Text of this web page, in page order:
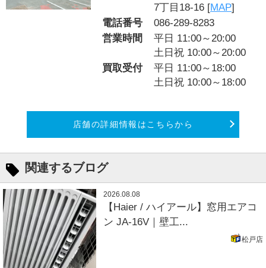
7丁目18-16 [MAP]
電話番号
086-289-8283
営業時間
平日 11:00～20:00
土日祝 10:00～20:00
買取受付
平日 11:00～18:00
土日祝 10:00～18:00
店舗の詳細情報はこちらから
関連するブログ
2026.08.08
【Haier / ハイアール】窓用エアコ
ン JA-16V｜壁工...
松戸店